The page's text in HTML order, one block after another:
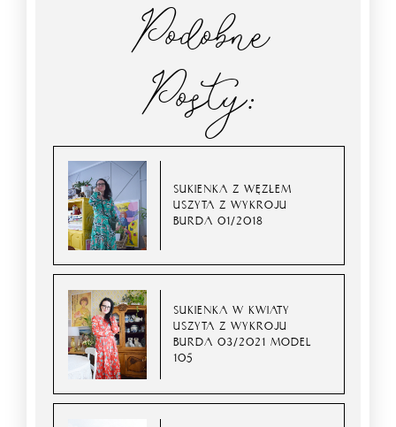
Podobne
Posty:
SUKIENKA Z WĘZŁEM
USZYTA Z WYKROJU
BURDA 01/2018
SUKIENKA W KWIATY
USZYTA Z WYKROJU
BURDA 03/2021 MODEL
105